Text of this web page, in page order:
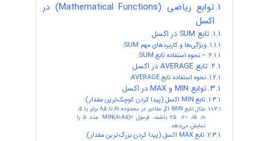
توابع ریاضی (Mathematical Functions) در
اکسل
تابع SUM در اکسل
ویژگی‌ها و کاربردهای مهم SUM:
– نحوه استفاده تابع SUM:
تابع AVERAGE در اکسل
نحوه استفاده تابع AVERAGE:
توابع MIN و MAX در اکسل
تابع MIN اکسل (پیدا کردن کوچک‌ترین مقدار):
مثال تابع MIN: اگر مقادیر در محدوده A1 تا A5 برابر با 5،
10، 15، 20، 25 باشند، فرمول =MIN(A1:A5) عدد 5 را
نمایش می‌دهد.
تابع MAX اکسل (پیدا کردن بزرگ‌ترین مقدار):